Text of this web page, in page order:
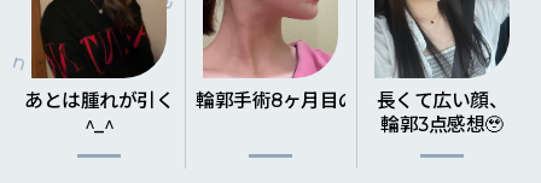
した
は腫れが引くのを待つだけ輪郭手術8ヶ月目のレビュー！
長くて広い顔、
輪郭3点感想🥹
輪郭